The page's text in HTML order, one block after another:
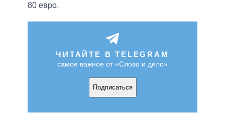
80 евро.
ЧИТАЙТЕ В TELEGRAM
самое важное от «Слово и дело»
Подписаться